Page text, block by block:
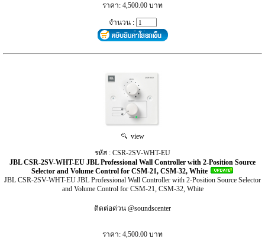
ราคา: 4,500.00 บาท
จำนวน :
view
รหัส : CSR-2SV-WHT-EU
JBL CSR-2SV-WHT-EU JBL Professional Wall Controller with 2-Position Source
Selector and Volume Control for CSM-21, CSM-32, White
JBL CSR-2SV-WHT-EU JBL Professional Wall Controller with 2-Position Source Selector
and Volume Control for CSM-21, CSM-32, White
ติดต่อด่วน @soundscenter
ราคา: 4,500.00 บาท